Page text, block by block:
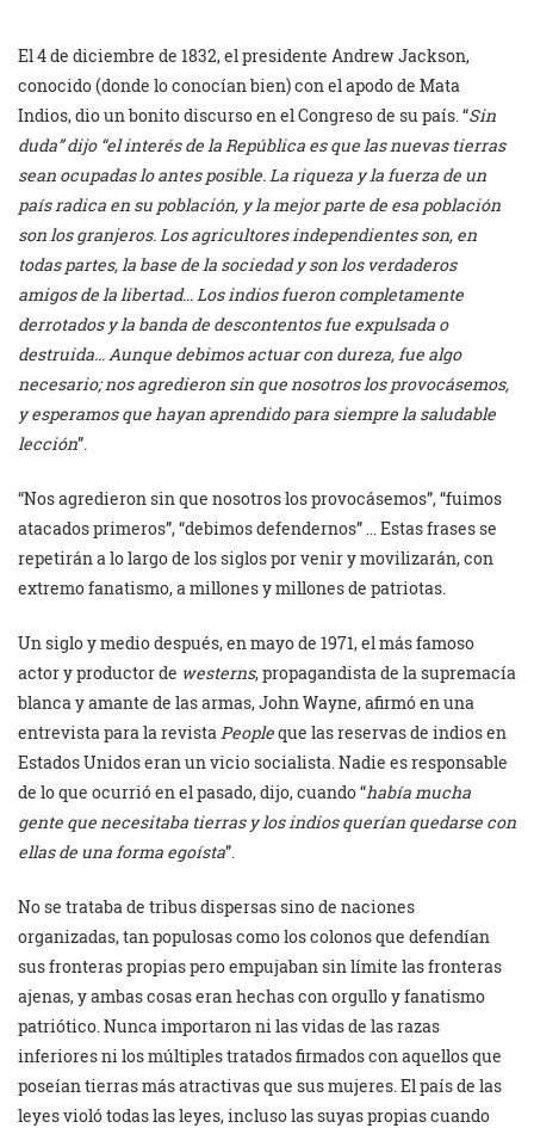
El 4 de diciembre de 1832, el presidente Andrew Jackson,
conocido (donde lo conocían bien) con el apodo de Mata
Indios, dio un bonito discurso en el Congreso de su país. “Sin
duda” dijo “el interés de la República es que las nuevas tierras
sean ocupadas lo antes posible. La riqueza y la fuerza de un
país radica en su población, y la mejor parte de esa población
son los granjeros. Los agricultores independientes son, en
todas partes, la base de la sociedad y son los verdaderos
amigos de la libertad… Los indios fueron completamente
derrotados y la banda de descontentos fue expulsada o
destruida… Aunque debimos actuar con dureza, fue algo
necesario; nos agredieron sin que nosotros los provocásemos,
y esperamos que hayan aprendido para siempre la saludable
lección”.
“Nos agredieron sin que nosotros los provocásemos”, “fuimos
atacados primeros”, “debimos defendernos” … Estas frases se
repetirán a lo largo de los siglos por venir y movilizarán, con
extremo fanatismo, a millones y millones de patriotas.
Un siglo y medio después, en mayo de 1971, el más famoso
actor y productor de westerns, propagandista de la supremacía
blanca y amante de las armas, John Wayne, afirmó en una
entrevista para la revistaPeopleque las reservas de indios en
Estados Unidos eran un vicio socialista. Nadie es responsable
de lo que ocurrió en el pasado, dijo, cuando “había mucha
gente que necesitaba tierras y los indios querían quedarse con
ellas de una forma egoísta”.
No se trataba de tribus dispersas sino de naciones
organizadas, tan populosas como los colonos que defendían
sus fronteras propias pero empujaban sin límite las fronteras
ajenas, y ambas cosas eran hechas con orgullo y fanatismo
patriótico. Nunca importaron ni las vidas de las razas
inferiores ni los múltiples tratados firmados con aquellos que
poseían tierras más atractivas que sus mujeres. El país de las
leyes violó todas las leyes, incluso las suyas propias cuando